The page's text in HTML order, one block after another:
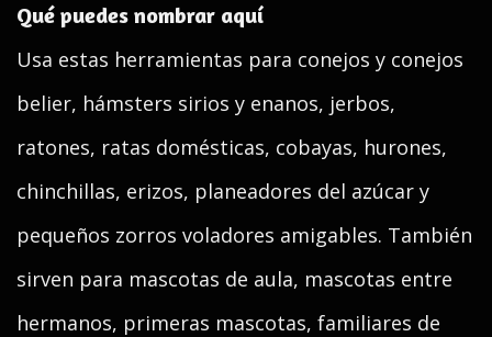
Qué puedes nombrar aquí
Usa estas herramientas para conejos y conejos
belier, hámsters sirios y enanos, jerbos,
ratones, ratas domésticas, cobayas, hurones,
chinchillas, erizos, planeadores del azúcar y
pequeños zorros voladores amigables. También
sirven para mascotas de aula, mascotas entre
hermanos, primeras mascotas, familiares de